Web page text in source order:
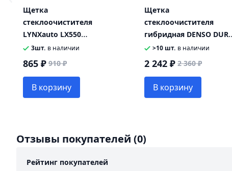
Щетка
стеклоочистителя
LYNXauto LX550
гибридная
3шт. в наличии
865 ₽ 910 ₽
В корзину
Щетка
стеклоочистителя
гибридная DENSO DUR-
055L>10 шт. в наличии
2 242 ₽ 2 360 ₽
В корзину
Отзывы покупателей (0)
Рейтинг покупателей